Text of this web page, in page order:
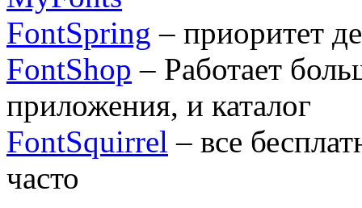
FontSpring – приоритет
FontShop – Работает
приложения, и каталог
FontSquirrel – все
часто